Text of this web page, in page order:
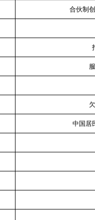
合伙制
中国居